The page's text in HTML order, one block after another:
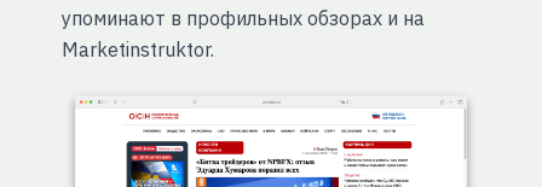
упоминают в профильных обзорах и на
Marketinstruktor.